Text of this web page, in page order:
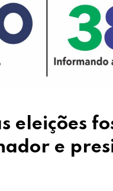
eleições
e